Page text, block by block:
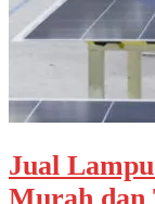
Jual